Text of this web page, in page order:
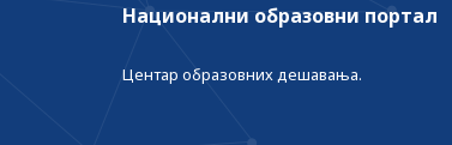
Национални образовни портал
Центар образовних дешавања.